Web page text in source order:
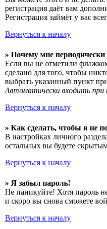
регистрация даёт вам
Регистрация займёт у вас
Вернуться к началу
» Почему мне
Если вы не отметили
сделано для того, чтобы
выбрать указанный пункт
Автоматически входить
Вернуться к началу
» Как сделать, чтобы я не
В настройках личного
остальных вы будете
Вернуться к началу
» Я забыл пароль!
Не паникуйте! Хотя пароль
и скоро вы снова сможете
Вернуться к началу